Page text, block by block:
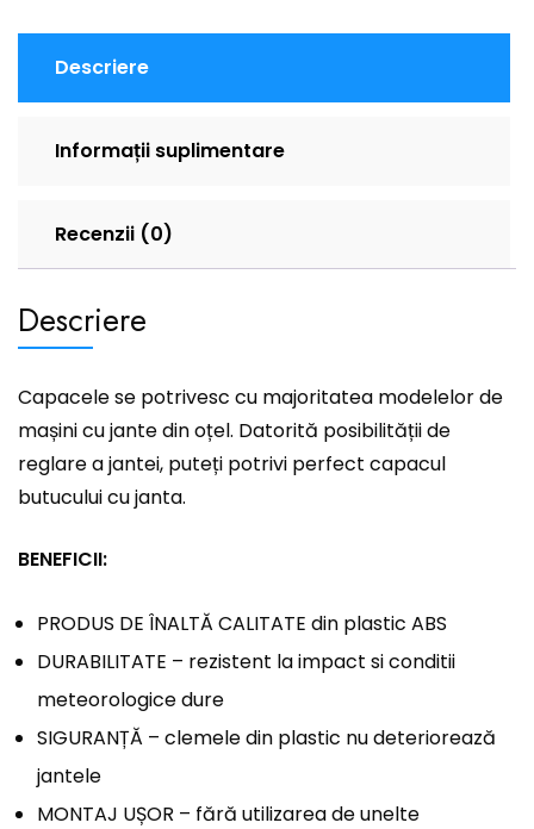
Descriere
Informații suplimentare
Recenzii (0)
Descriere
Capacele se potrivesc cu majoritatea modelelor de
mașini cu jante din oțel. Datorită posibilității de
reglare a jantei, puteți potrivi perfect capacul
butucului cu janta.
BENEFICII:
PRODUS DE ÎNALTĂ CALITATE din plastic ABS
DURABILITATE – rezistent la impact si conditii
meteorologice dure
SIGURANȚĂ – clemele din plastic nu deteriorează
jantele
MONTAJ UȘOR – fără utilizarea de unelte